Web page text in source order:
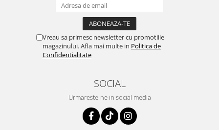
Vreau sa primesc newsletter cu promotiile
magazinului. Afla mai multe in Politica de
Confidentialitate
SOCIAL
Urmareste-ne in social media